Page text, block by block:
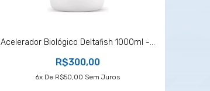
Acelerador Biológico Deltafish 1000ml -...
R$300,00
6X De R$50,00 Sem Juros